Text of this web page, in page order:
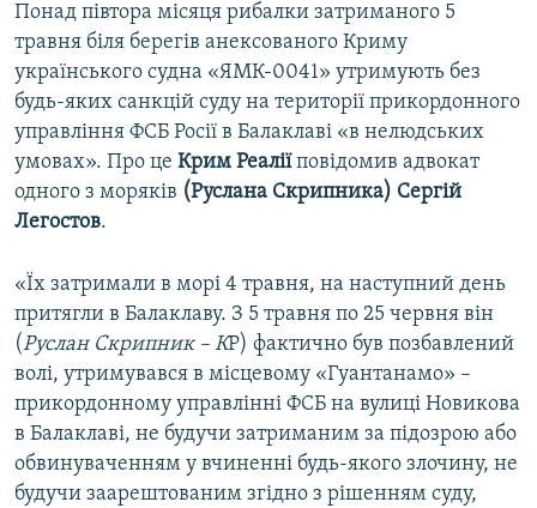
Усі сайти RFE/RL
Понад півтора місяця рибалки затриманого 5
травня біля берегів анексованого Криму
українського судна «ЯМК-0041» утримують без
будь-яких санкцій суду на території прикордонного
управління ФСБ Росії в Балаклаві «в нелюдських
умовах». Про це Крим Реаліїповідомив адвокат
одного з моряків (Руслана Скрипника) Сергій
Легостов.
«Їх затримали в морі 4 травня, на наступний день
притягли в Балаклаву. З 5 травня по 25 червня він
(Руслан Скрипник – КР) фактично був позбавлений
волі, утримувався в місцевому «Гуантанамо» –
прикордонному управлінні ФСБ на вулиці Новикова
в Балаклаві, не будучи затриманим за підозрою або
обвинуваченням у вчиненні будь-якого злочину, не
будучи заарештованим згідно з рішенням суду,